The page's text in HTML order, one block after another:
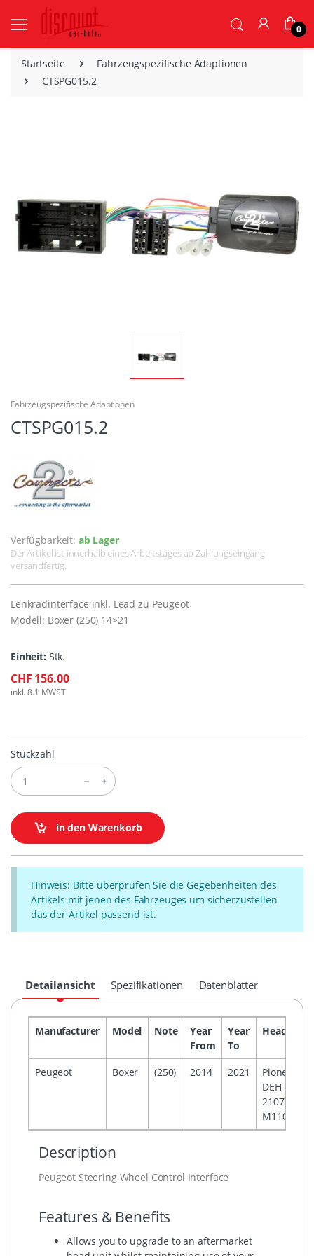
0
Startseite
Fahrzeugspezifische Adaptionen
CTSPG015.2
Fahrzeugspezifische Adaptionen
CTSPG015.2
Verfügbarkeit: ab Lager
Der Artikel ist innerhalb eines Arbeitstages ab Zahlungseingang
versandfertig.
Lenkradinterface inkl. Lead zu Peugeot
Modell: Boxer (250) 14>21
Einheit: Stk.
CHF 156.00
inkl. 8.1 MWST
Stückzahl
in den Warenkorb
Hinweis: Bitte überprüfen Sie die Gegebenheiten des
Artikels mit jenen des Fahrzeuges um sicherzustellen
das der Artikel passend ist.
Detailansicht Spezifikationen Datenblätter
Manufacturer Model Note
Year
From
Year
To
Headunit
Peugeot Boxer (250) 2014 2021
Pioneer
DEH-
2107ZC/
M1107ZC
Description
Peugeot Steering Wheel Control Interface
Features & Benefits
Allows you to upgrade to an aftermarket